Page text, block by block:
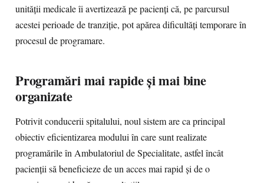
unității medicale îi avertizează pe pacienți că, pe parcursul
acestei perioade de tranziție, pot apărea dificultăți temporare în
procesul de programare.
Programări mai rapide și mai bine
organizate
Potrivit conducerii spitalului, noul sistem are ca principal
obiectiv eficientizarea modului în care sunt realizate
programările în Ambulatoriul de Specialitate, astfel încât
pacienții să beneficieze de un acces mai rapid și de o